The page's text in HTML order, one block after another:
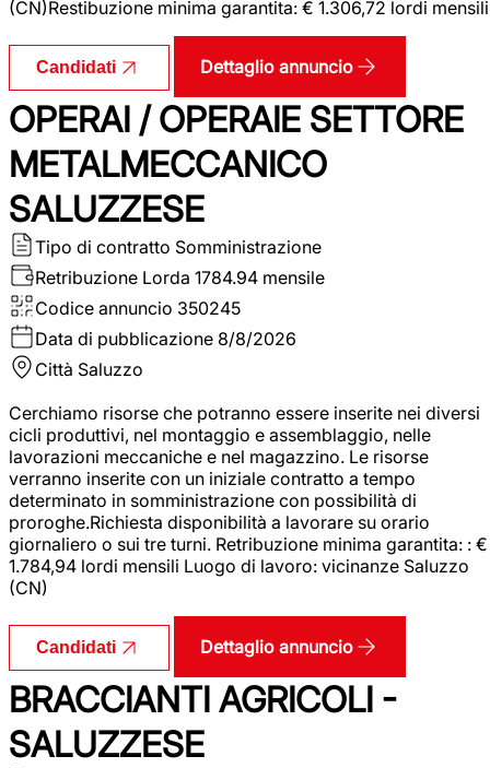
(CN)Restibuzione minima garantita: € 1.306,72 lordi mensili
Candidati Dettaglio annuncio
OPERAI / OPERAIE SETTORE
METALMECCANICO
SALUZZESE
Tipo di contratto Somministrazione
Retribuzione Lorda 1784.94 mensile
Codice annuncio 350245
Data di pubblicazione 8/8/2026
Città Saluzzo
Cerchiamo risorse che potranno essere inserite nei diversi
cicli produttivi, nel montaggio e assemblaggio, nelle
lavorazioni meccaniche e nel magazzino. Le risorse
verranno inserite con un iniziale contratto a tempo
determinato in somministrazione con possibilità di
proroghe.Richiesta disponibilità a lavorare su orario
giornaliero o sui tre turni. Retribuzione minima garantita: : €
1.784,94 lordi mensili Luogo di lavoro: vicinanze Saluzzo
(CN)
Candidati Dettaglio annuncio
BRACCIANTI AGRICOLI -
SALUZZESE